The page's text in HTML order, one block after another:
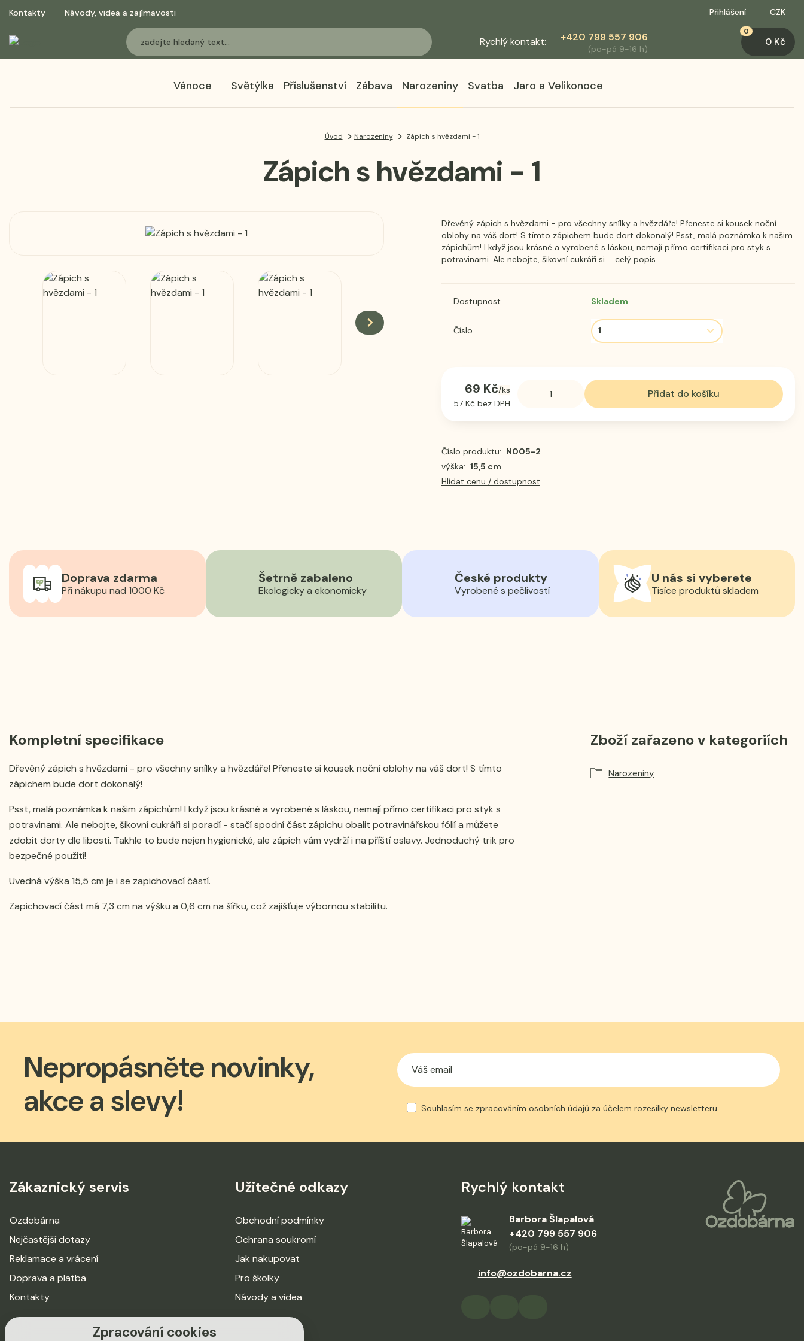
Kontakty Návody, videa a zajímavosti
Rychlý kontakt: +420 799 557 906
(po-pá 9-16 h)
Přihlášení CZK
0
0 Kč
Vánoce Světýlka Příslušenství Zábava Narozeniny Svatba Jaro a Velikonoce
Úvod Narozeniny Zápich s hvězdami - 1
Zápich s hvězdami - 1
Dřevěný zápich s hvězdami - pro všechny snílky a hvězdáře! Přeneste si kousek noční
oblohy na váš dort! S tímto zápichem bude dort dokonalý! Psst, malá poznámka k našim
zápichům! I když jsou krásné a vyrobené s láskou, nemají přímo certifikaci pro styk s
potravinami. Ale nebojte, šikovní cukráři si ... celý popis
Dostupnost Skladem
Číslo
69 Kč/ks
57 Kč bez DPH
Přidat do košíku
Číslo produktu: N005-2
výška: 15,5 cm
Hlídat cenu / dostupnost
Doprava zdarma
Při nákupu nad 1000 Kč
Šetrně zabaleno
Ekologicky a ekonomicky
České produkty
Vyrobené s pečlivostí
U nás si vyberete
Tisíce produktů skladem
Kompletní specifikace
Dřevěný zápich s hvězdami - pro všechny snílky a hvězdáře! Přeneste si kousek noční oblohy na váš dort! S tímto
zápichem bude dort dokonalý!
Psst, malá poznámka k našim zápichům! I když jsou krásné a vyrobené s láskou, nemají přímo certifikaci pro styk s
potravinami. Ale nebojte, šikovní cukráři si poradí - stačí spodní část zápichu obalit potravinářskou fólií a můžete
zdobit dorty dle libosti. Takhle to bude nejen hygienické, ale zápich vám vydrží i na příští oslavy. Jednoduchý trik pro
bezpečné použití!
Uvedná výška 15,5 cm je i se zapichovací částí.
Zapichovací část má 7,3 cm na výšku a 0,6 cm na šířku, což zajišťuje výbornou stabilitu.
Zboží zařazeno v kategoriích
Narozeniny
Nepropásněte novinky,
akce a slevy!
Souhlasím se zpracováním osobních údajů za účelem rozesílky newsletteru.
Zákaznický servis
Ozdobárna
Nejčastější dotazy
Reklamace a vrácení
Doprava a platba
Kontakty
Užitečné odkazy
Obchodní podmínky
Ochrana soukromí
Jak nakupovat
Pro školky
Návody a videa
Rychlý kontakt
Barbora Šlapalová
+420 799 557 906
(po-pá 9-16 h)
info@ozdobarna.cz
Zpracování cookies